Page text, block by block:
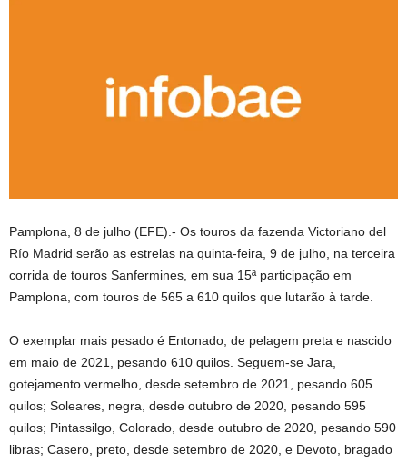
Pamplona, ​​​​​​8 de julho (EFE).- Os touros da fazenda Victoriano del
Río Madrid serão as estrelas na quinta-feira, 9 de julho, na terceira
corrida de touros Sanfermines, em sua 15ª participação em
Pamplona, ​​​​com touros de 565 a 610 quilos que lutarão à tarde.
O exemplar mais pesado é Entonado, de pelagem preta e nascido
em maio de 2021, pesando 610 quilos. Seguem-se Jara,
gotejamento vermelho, desde setembro de 2021, pesando 605
quilos; Soleares, negra, desde outubro de 2020, pesando 595
quilos; Pintassilgo, Colorado, desde outubro de 2020, pesando 590
libras; Casero, preto, desde setembro de 2020, e Devoto, bragado